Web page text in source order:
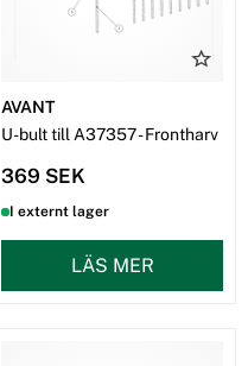
AVANT
U-bult till A37357 - Frontharv
369 SEK
I externt lager
LÄS MER